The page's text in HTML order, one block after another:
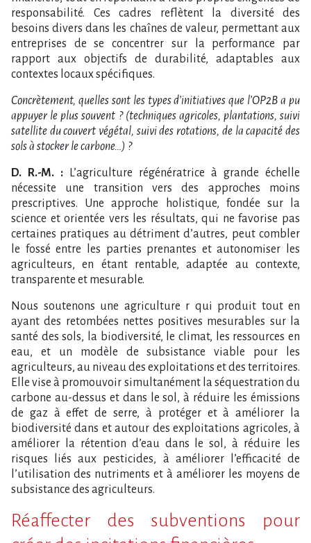
responsabilité. Ces cadres reflètent la diversité des
besoins divers dans les chaînes de valeur, permettant aux
entreprises de se concentrer sur la performance par
rapport aux objectifs de durabilité, adaptables aux
contextes locaux spécifiques.
Concrètement, quelles sont les types d’initiatives que l’OP2B a pu
appuyer le plus souvent ? (techniques agricoles, plantations, suivi
satellite du couvert végétal, suivi des rotations, de la capacité des
sols à stocker le carbone…) ?
D. R.-M. :
L’agriculture régénératrice à grande échelle
nécessite une transition vers des approches moins
prescriptives. Une approche holistique, fondée sur la
science et orientée vers les résultats, qui ne favorise pas
certaines pratiques au détriment d’autres, peut combler
le fossé entre les parties prenantes et autonomiser les
agriculteurs, en étant rentable, adaptée au contexte,
transparente et mesurable.
Nous soutenons une agriculture r qui produit tout en
ayant des retombées nettes positives mesurables sur la
santé des sols, la biodiversité, le climat, les ressources en
eau, et un modèle de subsistance viable pour les
agriculteurs, au niveau des exploitations et des territoires.
Elle vise à promouvoir simultanément la séquestration du
carbone au-dessus et dans le sol, à réduire les émissions
de gaz à effet de serre, à protéger et à améliorer la
biodiversité dans et autour des exploitations agricoles, à
améliorer la rétention d’eau dans le sol, à réduire les
risques liés aux pesticides, à améliorer l’efficacité de
l’utilisation des nutriments et à améliorer les moyens de
subsistance des agriculteurs.
Réaffecter des subventions pour